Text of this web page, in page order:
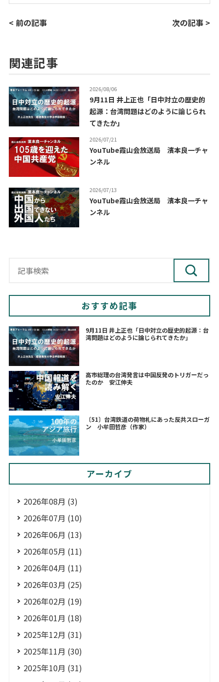
< 前の記事 次の記事 >
関連記事
2026/08/06
9月11日 井上正也「日中対立の歴史的
起源：台湾問題はどのように論じられ
てきたか」
2026/07/21
YouTube霞山会放送局 濱本良一チャ
ンネル
2026/07/13
YouTube霞山会放送局 濱本良一チャ
ンネル
おすすめ記事
9月11日 井上正也「日中対立の歴史的起源：台
湾問題はどのように論じられてきたか」
高市総理の台湾発言は中国反発のトリガーだっ
たのか 安江伸夫
〔51〕台湾鉄道の荷物札にあった反共スローガ
ン 小牟田哲彦（作家）
アーカイブ
2026年08月 (3)
2026年07月 (10)
2026年06月 (13)
2026年05月 (11)
2026年04月 (11)
2026年03月 (25)
2026年02月 (19)
2026年01月 (18)
2025年12月 (31)
2025年11月 (30)
2025年10月 (31)